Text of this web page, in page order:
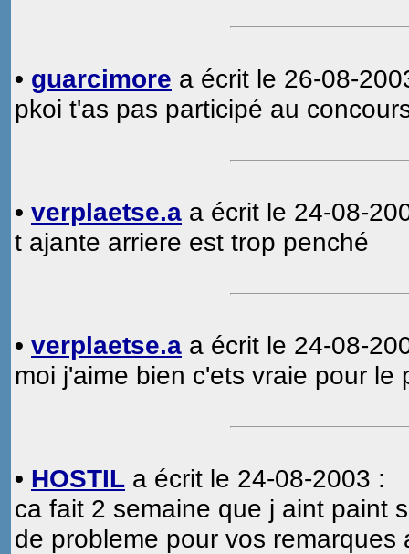
• guarcimore a écrit le 26-08-
pkoi t'as pas participé au
• verplaetse.a a écrit le 24-08-
t ajante arriere est trop penché
• verplaetse.a a écrit le 24-08-
moi j'aime bien c'ets vraie pour le
• HOSTIL a écrit le 24-08-2003 :
ca fait 2 semaine que j aint paint
de probleme pour vos remarques